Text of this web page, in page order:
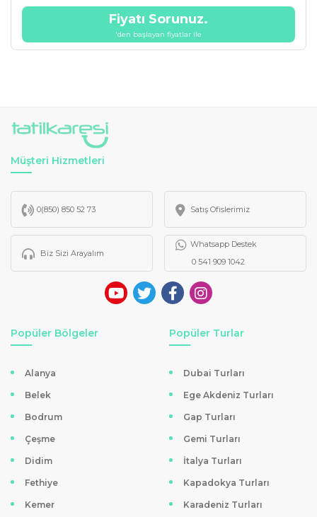
Fiyatı Sorunuz.
'den başlayan fiyatlar ile
Müşteri Hizmetleri
0(850) 850 52 73 Satış Ofislerimiz
Biz Sizi Arayalım
Whatsapp Destek
0 541 909 1042
Popüler Bölgeler
Alanya
Belek
Bodrum
Çeşme
Didim
Fethiye
Kemer
Popüler Turlar
Dubai Turları
Ege Akdeniz Turları
Gap Turları
Gemi Turları
İtalya Turları
Kapadokya Turları
Karadeniz Turları